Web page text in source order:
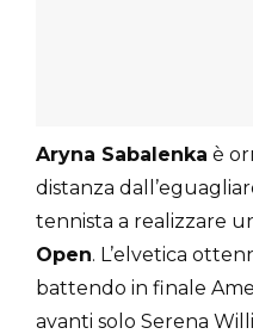
Aryna Sabalenka è
distanza
tennista a realizzare
Open. L’elvetica
battendo in finale
avanti solo Serena